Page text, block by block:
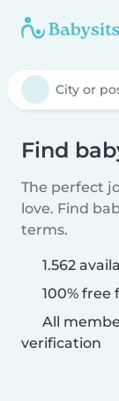
Find
The perfect
love. Find
terms.
1.562
100%
All
verification